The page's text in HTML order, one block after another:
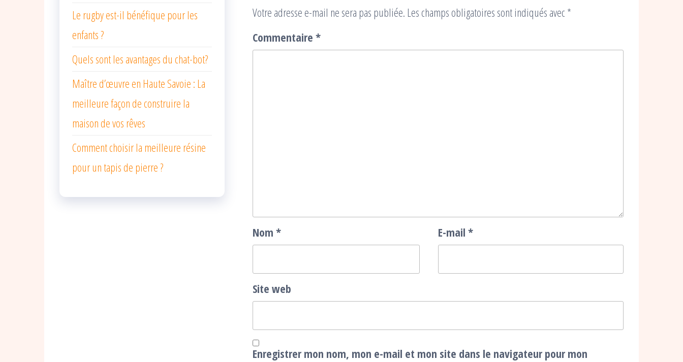
Votre adresse e-mail ne sera pas publiée. Les champs obligatoires sont indiqués avec *
Commentaire *
Nom * E-mail *
Site web
Enregistrer mon nom, mon e-mail et mon site dans le navigateur pour mon
Le rugby est-il bénéfique pour les
enfants ?
Quels sont les avantages du chat-bot?
Maître d’œuvre en Haute Savoie : La
meilleure façon de construire la
maison de vos rêves
Comment choisir la meilleure résine
pour un tapis de pierre ?